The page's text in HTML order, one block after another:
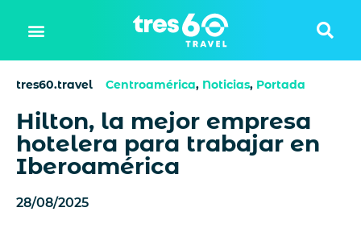
tres60.travel Centroamérica, Noticias, Portada
Hilton, la mejor empresa
hotelera para trabajar en
Iberoamérica
28/08/2025